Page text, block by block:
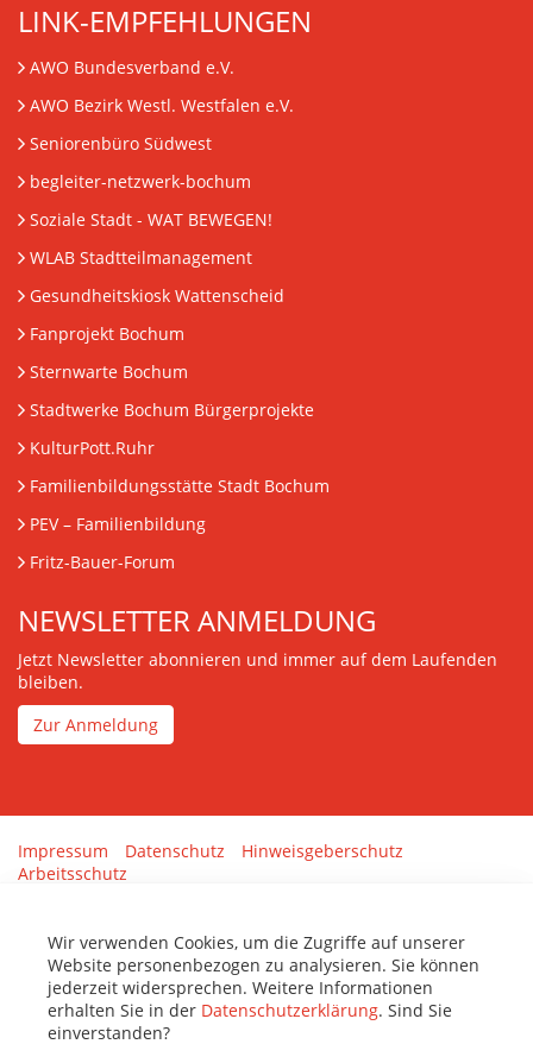
LINK-EMPFEHLUNGEN
AWO Bundesverband e.V.
AWO Bezirk Westl. Westfalen e.V.
Seniorenbüro Südwest
begleiter-netzwerk-bochum
Soziale Stadt - WAT BEWEGEN!
WLAB Stadtteilmanagement
Gesundheitskiosk Wattenscheid
Fanprojekt Bochum
Sternwarte Bochum
Stadtwerke Bochum Bürgerprojekte
KulturPott.Ruhr
Familienbildungsstätte Stadt Bochum
PEV– Familienbildung
Fritz-Bauer-Forum
NEWSLETTER ANMELDUNG
Jetzt Newsletter abonnieren und immer auf dem Laufenden
bleiben.
Zur Anmeldung
Impressum Datenschutz
Hinweisgeberschutz
Arbeitsschutz
Wir verwenden Cookies, um die Zugriffe auf unserer
Website personenbezogen zu analysieren. Sie können
jederzeit widersprechen. Weitere Informationen
erhalten Sie in der Datenschutzerklärung. Sind Sie
einverstanden?